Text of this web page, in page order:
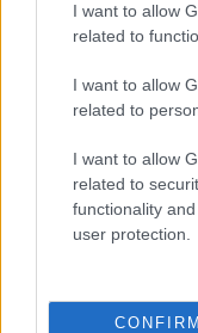
I want to allow
related to
I want to allow
related to
I want to allow
related to
functionality
user protection.
CONFIRM
Guida step-by-
Camilla Fiore · 9 Ago 2026
ALIMENTAZIONE